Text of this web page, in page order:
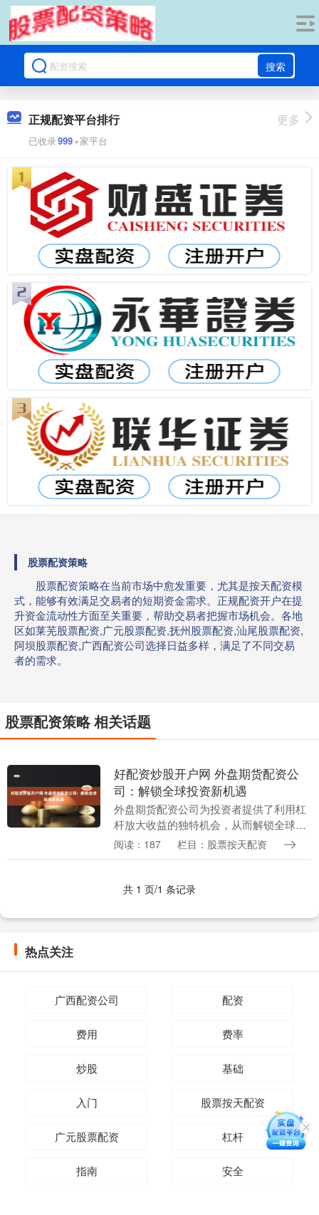
搜索
正规配资平台排行
已收录999+家平台
更多
股票配资策略
股票配资策略在当前市场中愈发重要，尤其是按天配资模
式，能够有效满足交易者的短期资金需求。正规配资开户在提
升资金流动性方面至关重要，帮助交易者把握市场机会。各地
区如莱芜股票配资,广元股票配资,抚州股票配资,汕尾股票配资,
阿坝股票配资,广西配资公司选择日益多样，满足了不同交易
者的需求。
股票配资策略 相关话题
好配资炒股开户网 外盘期货配资公
司：解锁全球投资新机遇
外盘期货配资公司为投资者提供了利用杠
杆放大收益的独特机会，从而解锁全球投
资的新机遇。通过与这些公司合作，投资
阅读：187 栏目：股票按天配资
共 1 页/1 条记录
热点关注
广西配资公司 配资
费用 费率
炒股 基础
入门 股票按天配资
广元股票配资 杠杆
指南 安全